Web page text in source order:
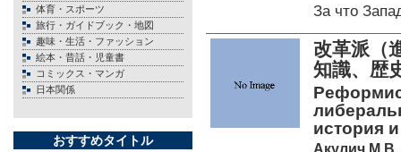
体育・スポーツ
旅行・ガイドブック・地図
趣味・生活・ファッション
絵本・昔話・児童書
コミックス・マンガ
日本関係
おすすめタイトル
За что
改革派（
知識、
история
Акулич М.В.